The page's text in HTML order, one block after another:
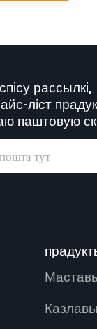
рассылкі,
ліст
паштовую